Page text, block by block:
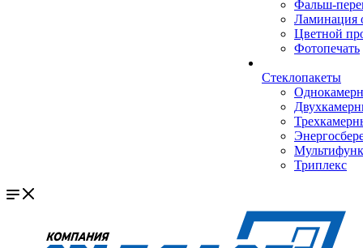
Фальш-
Ламинация
Цветной
Фотопечать
Стеклопакеты
Триплекс